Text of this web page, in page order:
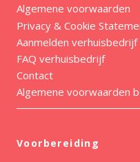
Algemene voorwaarden
Privacy & Cookie
Aanmelden verhuisbedrijf
FAQ verhuisbedrijf
Contact
Algemene voorwaarden
Voorbereiding